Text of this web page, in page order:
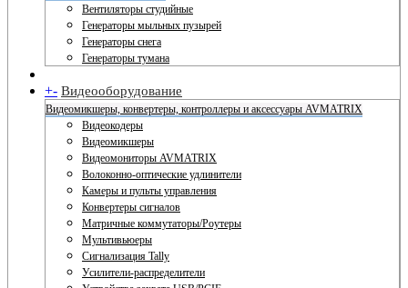
Вентиляторы студийные
Генераторы мыльных пузырей
Генераторы снега
Генераторы тумана
+- Видеооборудование
Видеомикшеры, конвертеры, контроллеры и аксессуары AVMATRIX
Видеокодеры
Видеомикшеры
Видеомониторы AVMATRIX
Волоконно-оптические удлинители
Камеры и пульты управления
Конвертеры сигналов
Матричные коммутаторы/Роутеры
Мультивьюеры
Сигнализация Tally
Усилители-распределители